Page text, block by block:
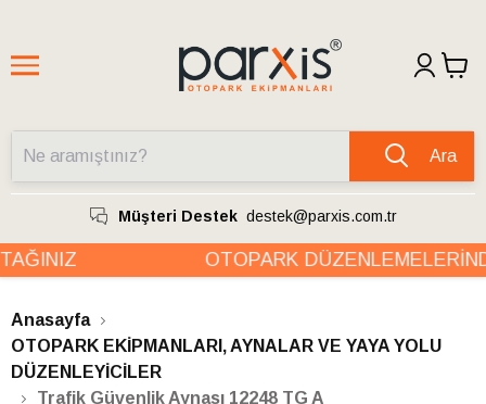
Ara
Müşteri Destek destek@parxis.com.tr
OTOPARK
Anasayfa
OTOPARK EKİPMANLARI, AYNALAR VE YAYA YOLU
DÜZENLEYİCİLER
Trafik Güvenlik Aynası 12248 TG A